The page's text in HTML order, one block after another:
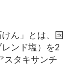
ん」とは、国
ンド塩）を2
スタキサンチ